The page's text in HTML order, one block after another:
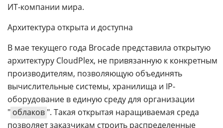
ИТ-компании мира.
Архитектура открыта и доступна
В мае текущего года Brocade представила открытую
архитектуру CloudPlex, не привязанную к конкретным
производителям, позволяющую объединять
вычислительные системы, хранилища и IP-
оборудование в единую среду для организации
" облаков ". Такая открытая наращиваемая среда
позволяет заказчикам строить распределенные